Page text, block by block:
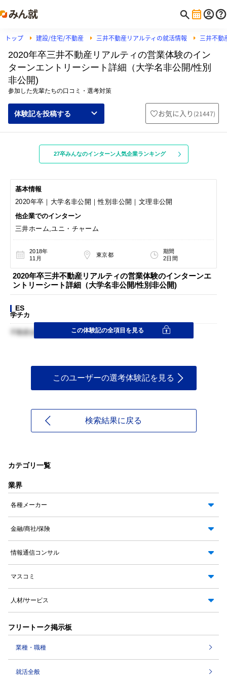
トップ 建設/住宅/不動産 三井不動産リアルティの就活情報 三井不動
2020年卒三井不動産リアルティの営業体験のイン
ターンエントリーシート詳細（大学名非公開/性別
非公開)
参加した先輩たちの口コミ・選考対策
体験記を投稿する お気に入り (21447)
27卒みんなのインターン人気企業ランキング
基本情報
2020年卒｜大学名非公開｜性別非公開｜文理非公開
他企業でのインターン
三井ホーム,ユニ・チャーム
2018年
11月
東京都
期間
2日間
2020年卒三井不動産リアルティの営業体験のインターンエ
ントリーシート詳細（大学名非公開/性別非公開)
ES
学チカ
不動産会社でのアルバイトこの体験記の全項目を見る
このユーザーの選考体験記を見る
検索結果に戻る
カテゴリ一覧
業界
各種メーカー
金融/商社/保険
情報通信コンサル
マスコミ
人材/サービス
フリートーク掲示板
業種・職種
就活全般